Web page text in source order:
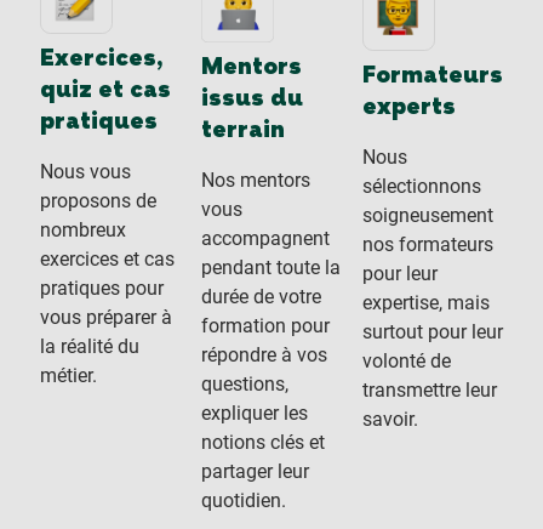
Exercices,
quiz et cas
pratiques
Nous vous
proposons de
nombreux
exercices et cas
pratiques pour
vous préparer à
la réalité du
métier.
Mentors
issus du
terrain
Nos mentors
vous
accompagnent
pendant toute la
durée de votre
formation pour
répondre à vos
questions,
expliquer les
notions clés et
partager leur
quotidien.
Formateurs
experts
Nous
sélectionnons
soigneusement
nos formateurs
pour leur
expertise, mais
surtout pour leur
volonté de
transmettre leur
savoir.